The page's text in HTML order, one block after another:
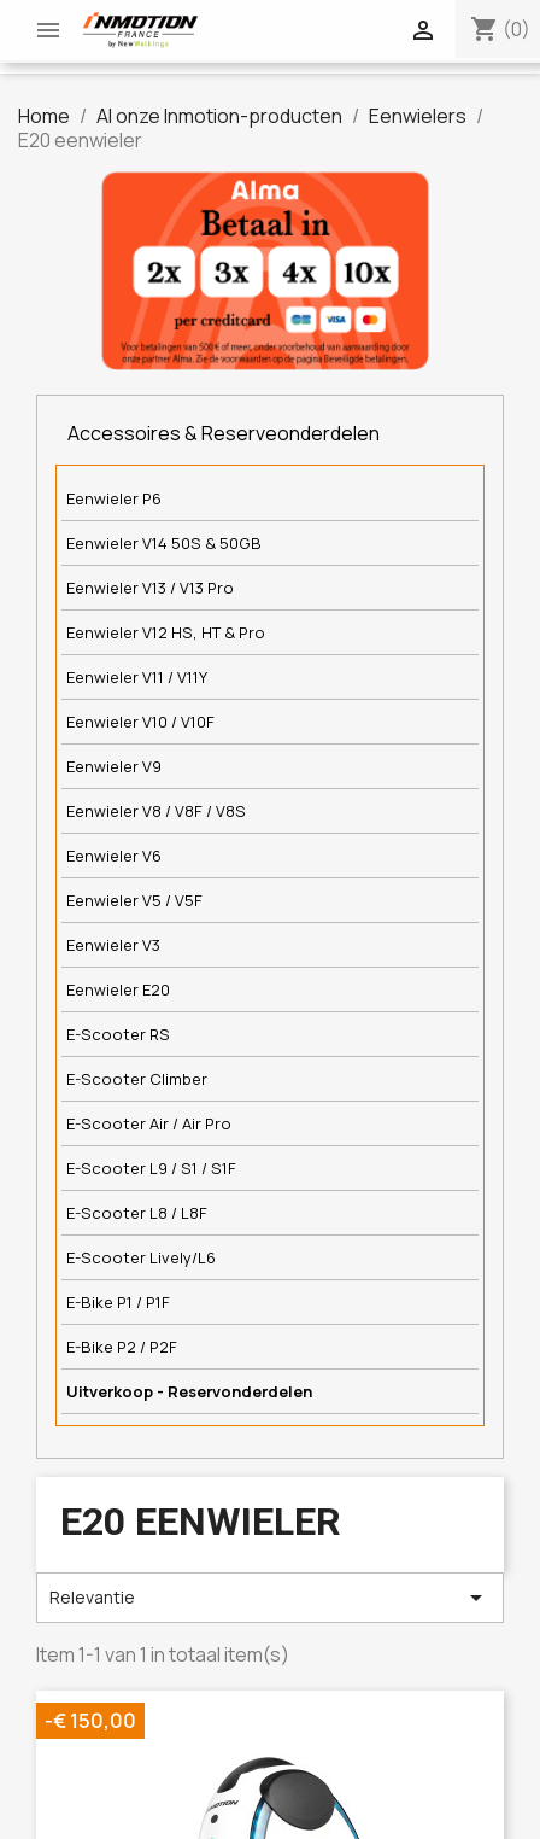
 shopping_cart (0)

Home Al onze Inmotion-producten
Eenwielers
E20 eenwieler
Accessoires & Reserveonderdelen
Eenwieler P6
Eenwieler V14 50S & 50GB
Eenwieler V13 / V13 Pro
Eenwieler V12 HS, HT & Pro
Eenwieler V11 / V11Y
Eenwieler V10 / V10F
Eenwieler V9
Eenwieler V8 / V8F / V8S
Eenwieler V6
Eenwieler V5 / V5F
Eenwieler V3
Eenwieler E20
E-Scooter RS
E-Scooter Climber
E-Scooter Air / Air Pro
E-Scooter L9 / S1 / S1F
E-Scooter L8 / L8F
E-Scooter Lively/L6
E-Bike P1 / P1F
E-Bike P2 / P2F
Uitverkoop - Reservonderdelen
E20 EENWIELER
Relevantie 
Item 1-1 van 1 in totaal item(s)
-€ 150,00